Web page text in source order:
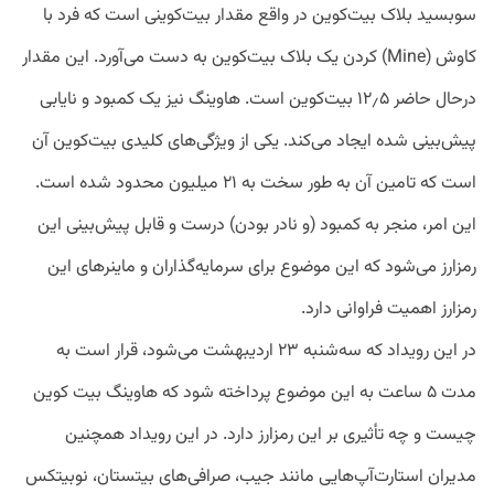
سوبسید بلاک بیت‌کوین در واقع مقدار بیت‌کوینی است که فرد با
کاوش (Mine) کردن یک بلاک بیت‌کوین به دست می‌آورد. این مقدار
درحال حاضر ۱۲٫۵ بیت‌کوین است. هاوینگ نیز یک کمبود و نایابی
پیش‌بینی شده ایجاد می‌کند. یکی از ویژگی‌‌های کلیدی بیت‌کوین آن
است که تامین آن به طور سخت به ۲۱ میلیون محدود شده است.
این امر، منجر به کمبود (و نادر بودن) درست و قابل پیش‌بینی این
رمزارز می‌شود که این موضوع برای سرمایه‌گذاران و ماینرهای این
رمزارز اهمیت فراوانی دارد‌.
در این رویداد که سه‌شنبه ۲۳ اردیبهشت می‌شود، قرار است به
مدت ۵ ساعت به این موضوع پرداخته شود که هاوینگ بیت کوین
چیست و چه تأثیری بر این رمزارز دارد. در این رویداد همچنین
مدیران استارت‌آپ‌هایی مانند جیب، صرافی‌های بیتستان، نوبیتکس